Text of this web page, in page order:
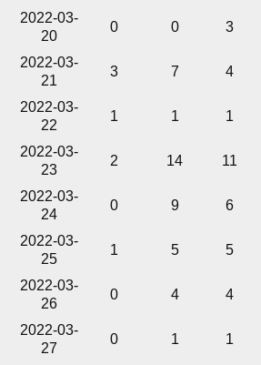
2022-03-
20
0 0 3
2022-03-
21
3 7 4
2022-03-
22
1 1 1
2022-03-
23
2 14 11
2022-03-
24
0 9 6
2022-03-
25
1 5 5
2022-03-
26
0 4 4
2022-03-
27
0 1 1